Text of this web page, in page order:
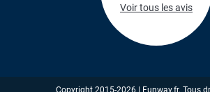
Voir tous les avis